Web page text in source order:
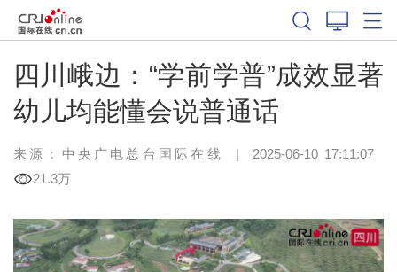
四川峨边：“学前学普”成效显著
幼儿均能懂会说普通话
来源：中央广电总台国际在线 | 2025-06-10 17:11:07
21.3万